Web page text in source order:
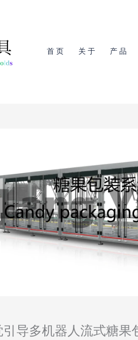
首 页
关 于 产 品
引导多机器人流式糖果